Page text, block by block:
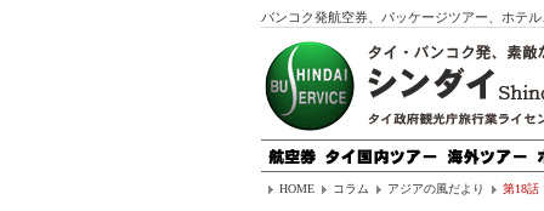
バンコク発航空券、パッケージツアー、ホテ
HOME コラム アジアの風だより 第18話